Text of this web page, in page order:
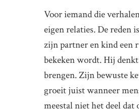
Voor iemand die
eigen relaties. De
zijn partner en kind een
bekeken wordt. Hij
brengen. Zijn bewuste
groeit juist wanneer
meestal niet het deel dat